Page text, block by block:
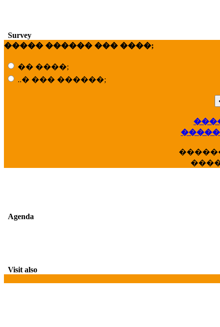
Survey
����� ������ ��� ����;
�� ����;
..� ��� ������;
Agenda
Visit also